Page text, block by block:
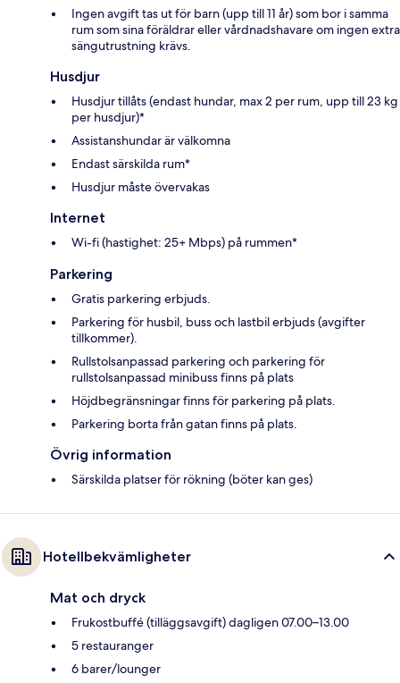
Ingen avgift tas ut för barn (upp till 11 år) som bor i samma
rum som sina föräldrar eller vårdnadshavare om ingen extra
sängutrustning krävs.
Husdjur
Husdjur tillåts (endast hundar, max 2 per rum, upp till 23 kg
per husdjur)*
Assistanshundar är välkomna
Endast särskilda rum*
Husdjur måste övervakas
Internet
Wi-fi (hastighet: 25+ Mbps) på rummen*
Parkering
Gratis parkering erbjuds.
Parkering för husbil, buss och lastbil erbjuds (avgifter
tillkommer).
Rullstolsanpassad parkering och parkering för
rullstolsanpassad minibuss finns på plats
Höjdbegränsningar finns för parkering på plats.
Parkering borta från gatan finns på plats.
Övrig information
Särskilda platser för rökning (böter kan ges)
Hotellbekvämligheter
Mat och dryck
Frukostbuffé (tilläggsavgift) dagligen 07.00–13.00
5 restauranger
6 barer/lounger